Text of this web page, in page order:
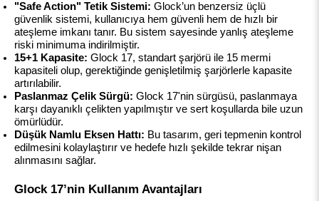
"Safe Action" Tetik Sistemi: Glock’un benzersiz üçlü
güvenlik sistemi, kullanıcıya hem güvenli hem de hızlı bir
ateşleme imkanı tanır. Bu sistem sayesinde yanlış ateşleme
riski minimuma indirilmiştir.
15+1 Kapasite: Glock 17, standart şarjörü ile 15 mermi
kapasiteli olup, gerektiğinde genişletilmiş şarjörlerle kapasite
artırılabilir.
Paslanmaz Çelik Sürgü: Glock 17'nin sürgüsü, paslanmaya
karşı dayanıklı çelikten yapılmıştır ve sert koşullarda bile uzun
ömürlüdür.
Düşük Namlu Eksen Hattı: Bu tasarım, geri tepmenin kontrol
edilmesini kolaylaştırır ve hedefe hızlı şekilde tekrar nişan
alınmasını sağlar.
Glock 17’nin Kullanım Avantajları